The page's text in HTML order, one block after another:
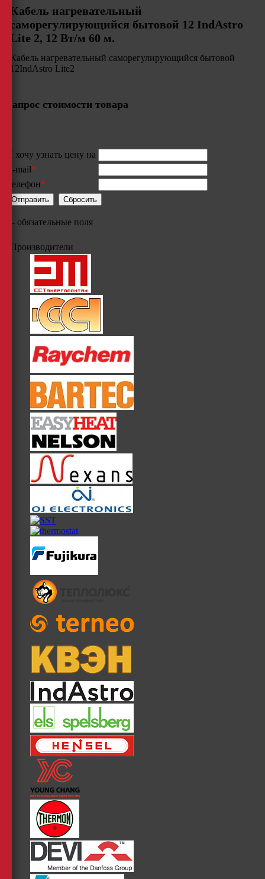
Кабель нагревательный
саморегулирующийся бытовой 12 IndAstro
Lite 2, 12 Вт/м 60 м.
Кабель нагревательный саморегулирующийся бытовой
12IndAstro Lite2
Запрос стоимости товара
Я хочу узнать цену на
E-mail*
Телефон*
- обязательные поля
Производители